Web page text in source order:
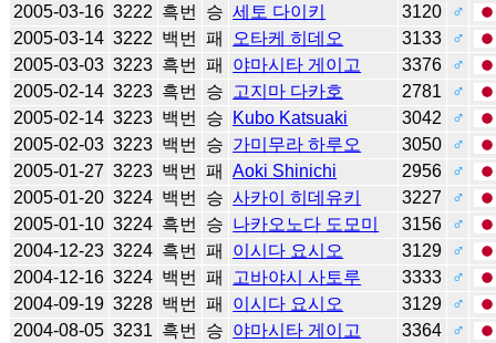
2005-03-16 3222 흑번 승 세토 다이키 3120
♂
2005-03-14 3222 백번 패 오타케 히데오 3133
♂
2005-03-03 3223 흑번 패 야마시타 게이고 3376
♂
2005-02-14 3223 흑번 승 고지마 다카호 2781
♂
2005-02-14 3223 백번 승 Kubo Katsuaki 3042
♂
2005-02-03 3223 백번 승 가미무라 하루오 3050
♂
2005-01-27 3223 백번 패 Aoki Shinichi 2956
♂
2005-01-20 3224 백번 승 사카이 히데유키 3227
♂
2005-01-10 3224 흑번 승 나카오노다 도모미 3156
♂
2004-12-23 3224 흑번 패 이시다 요시오 3129
♂
2004-12-16 3224 백번 패 고바야시 사토루 3333
♂
2004-09-19 3228 백번 패 이시다 요시오 3129
♂
2004-08-05 3231 흑번 승 야마시타 게이고 3364
♂